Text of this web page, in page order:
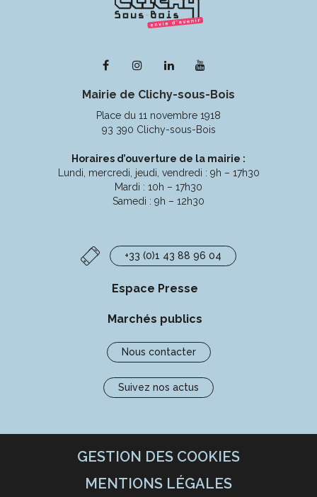
Lien
le
compte
Facebook
Lien
le
compte
Instagram
Lien
le
compte
Linkedin
la
chaîne
Youtube
Mairie de Clichy-sous-Bois
Place du 11 novembre 1918
93 390 Clichy-sous-Bois
Horaires d’ouverture de la mairie :
Lundi, mercredi, jeudi, vendredi : 9h – 17h30
Mardi : 10h – 17h30
Samedi : 9h – 12h30
+33 (0)1 43 88 96 04
Espace Presse
Marchés publics
Nous contacter
Suivez nos actus
GESTION DES COOKIES
MENTIONS LÉGALES